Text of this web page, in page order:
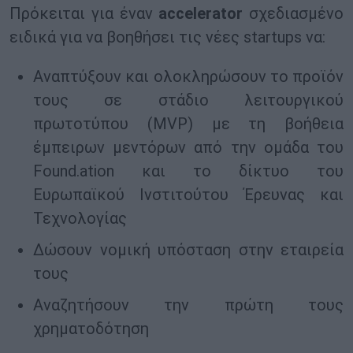
Πρόκειται για έναν accelerator σχεδιασμένο
ειδικά για να βοηθήσει τις νέες startups να:
Αναπτύξουν και ολοκληρώσουν το προϊόν
τους σε στάδιο λειτουργικού
πρωτοτύπου (MVP) με τη βοήθεια
έμπειρων μεντόρων από την ομάδα του
Found.ation και το δίκτυο του
Ευρωπαϊκού Ινστιτούτου Έρευνας και
Τεχνολογίας
Δώσουν νομική υπόσταση στην εταιρεία
τους
Αναζητήσουν την πρώτη τους
χρηματοδότηση